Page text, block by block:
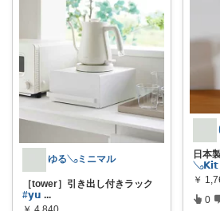
ゆる𓂅ミニマル
［tower］引き出し付きラック
#𝘆𝘂 ...
日本
𓂅𝗞𝗶𝘁
￥
0